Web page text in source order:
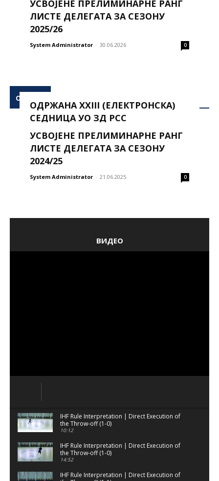
System Administrator - 20.07.2026
УСВОЈЕНЕ ПРЕЛИМИНАРНЕ РАНГ
ЛИСТЕ ДЕЛЕГАТА ЗА СЕЗОНУ
2025/26
System Administrator - 30.06.2026 0
ОДЛУКЕ
ОДРЖАНА XXIII (ЕЛЕКТРОНСКА)
СЕДНИЦА УО ЗД РСС
System Administrator - 16.08.2024
УСВОЈЕНЕ ПРЕЛИМИНАРНЕ РАНГ
ЛИСТЕ ДЕЛЕГАТА ЗА СЕЗОНУ
2024/25
System Administrator - 21.06.2025 0
ВИДЕО
IHF Rule Interpretation | Direct Execution of
the Throw-off (1-0)
10:12
IHF Rule Interpretation | Direct Execution of
the Throw-off (1-0)
14:52
IHF Rule Interpretation | Direct Execution of